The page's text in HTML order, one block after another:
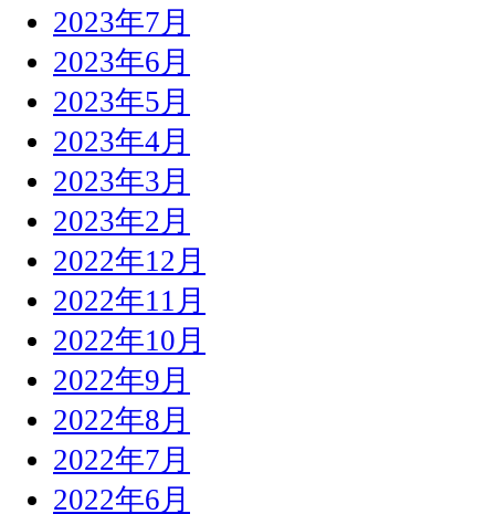
2023年7月
2023年6月
2023年5月
2023年4月
2023年3月
2023年2月
2022年12月
2022年11月
2022年10月
2022年9月
2022年8月
2022年7月
2022年6月